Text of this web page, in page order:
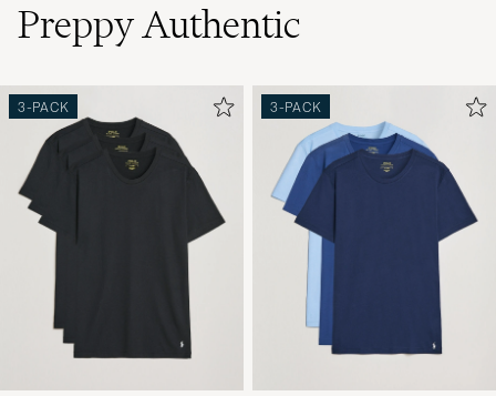
Preppy Authentic
3-PACK 3-PACK